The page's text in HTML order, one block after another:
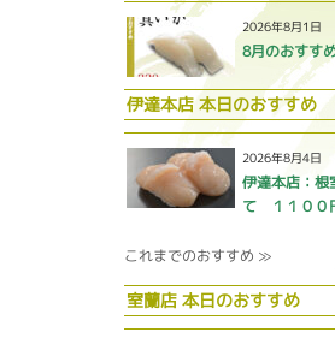
2026年8月1日
8月のおすす
伊達本店 本日のおすすめ
2026年8月4日
伊達本店：
て １１００
これまでのおすすめ ≫
室蘭店 本日のおすすめ